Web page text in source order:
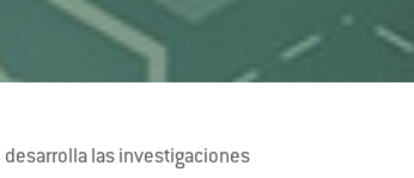
desarrolla las investigaciones